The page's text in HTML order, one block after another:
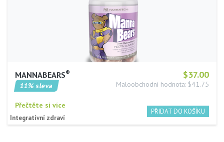
$37.00
MANNABEARS®
Maloobchodní hodnota: $41.75
11% sleva
Přečtěte si více
Integrativní zdraví